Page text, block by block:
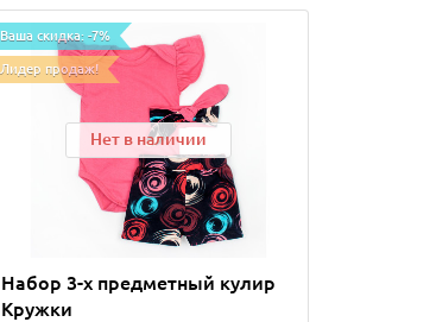
Ваша скидка: -7%
Лидер продаж!
Нет в наличии
Набор 3-х предметный кулир
Кружки